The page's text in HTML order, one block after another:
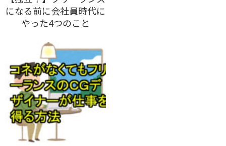
になる前に会社員時代に
やった4つのこと